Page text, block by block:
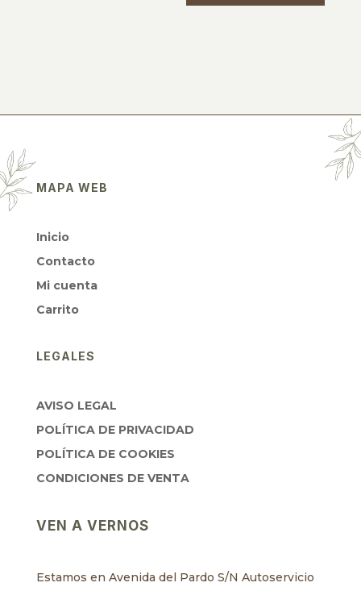
MAPA WEB
Inicio
Contacto
Mi cuenta
Carrito
LEGALES
AVISO LEGAL
POLÍTICA DE PRIVACIDAD
POLÍTICA DE COOKIES
CONDICIONES DE VENTA
VEN A VERNOS
Estamos en Avenida del Pardo S/N Autoservicio